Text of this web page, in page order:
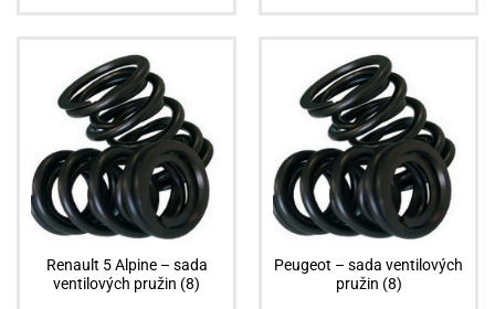
Renault 5 Alpine – sada
ventilových pružin (8)
Peugeot – sada ventilových
pružin (8)